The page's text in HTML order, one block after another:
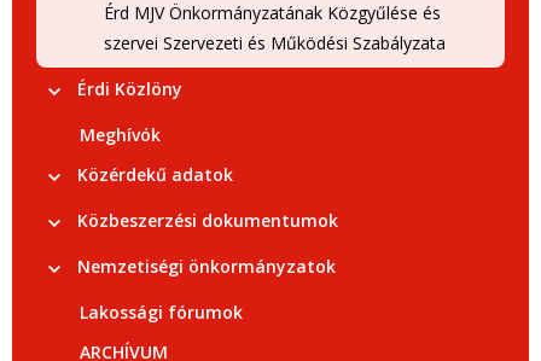
Érd MJV Önkormányzatának Közgyűlése és
szervei Szervezeti és Működési Szabályzata
Érdi Közlöny
Meghívók
Közérdekű adatok
Közbeszerzési dokumentumok
Nemzetiségi önkormányzatok
Lakossági fórumok
ARCHÍVUM